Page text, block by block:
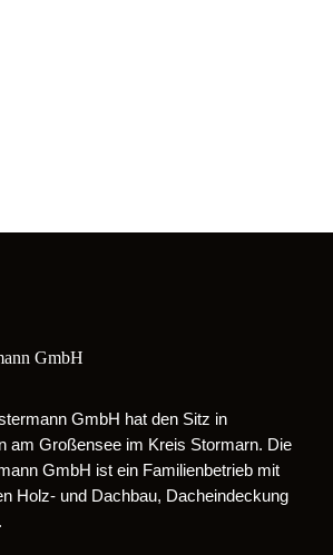
GmbH
GmbH hat den Sitz in
am Großensee im Kreis Stormarn. Die
GmbH ist ein Familienbetrieb mit
Holz- und Dachbau, Dacheindeckung